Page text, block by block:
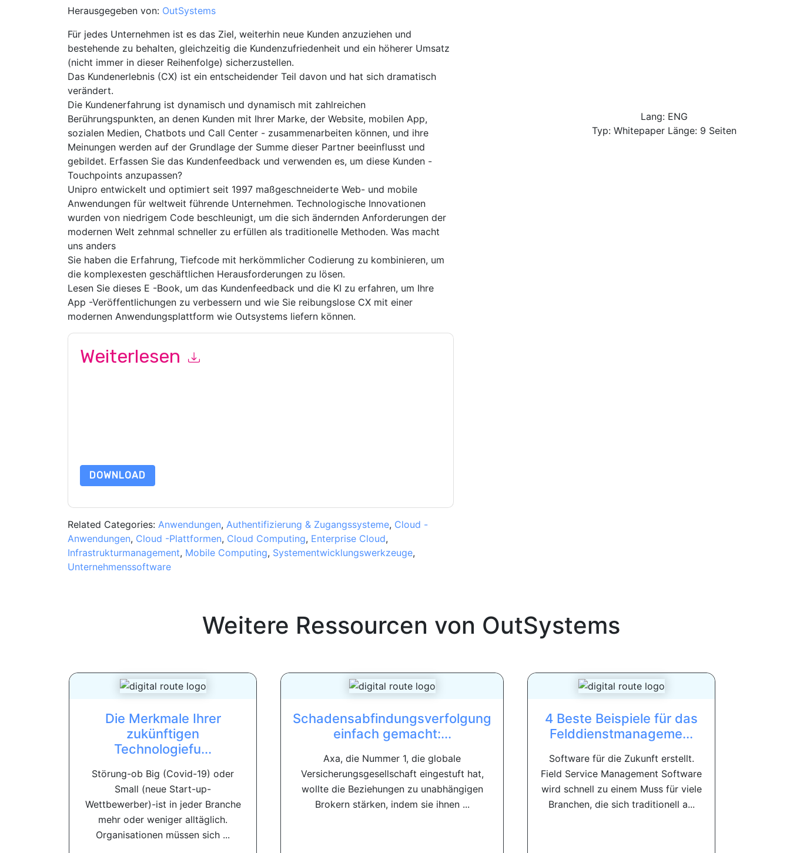
Herausgegeben von: OutSystems
Für jedes Unternehmen ist es das Ziel, weiterhin neue Kunden anzuziehen und
bestehende zu behalten, gleichzeitig die Kundenzufriedenheit und ein höherer Umsatz
(nicht immer in dieser Reihenfolge) sicherzustellen.
Das Kundenerlebnis (CX) ist ein entscheidender Teil davon und hat sich dramatisch
verändert.
Die Kundenerfahrung ist dynamisch und dynamisch mit zahlreichen
Berührungspunkten, an denen Kunden mit Ihrer Marke, der Website, mobilen App,
sozialen Medien, Chatbots und Call Center - zusammenarbeiten können, und ihre
Meinungen werden auf der Grundlage der Summe dieser Partner beeinflusst und
gebildet. Erfassen Sie das Kundenfeedback und verwenden es, um diese Kunden -
Touchpoints anzupassen?
Unipro entwickelt und optimiert seit 1997 maßgeschneiderte Web- und mobile
Anwendungen für weltweit führende Unternehmen. Technologische Innovationen
wurden von niedrigem Code beschleunigt, um die sich ändernden Anforderungen der
modernen Welt zehnmal schneller zu erfüllen als traditionelle Methoden. Was macht
uns anders
Sie haben die Erfahrung, Tiefcode mit herkömmlicher Codierung zu kombinieren, um
die komplexesten geschäftlichen Herausforderungen zu lösen.
Lesen Sie dieses E -Book, um das Kundenfeedback und die KI zu erfahren, um Ihre
App -Veröffentlichungen zu verbessern und wie Sie reibungslose CX mit einer
modernen Anwendungsplattform wie Outsystems liefern können.
Weiterlesen
DOWNLOAD
Related Categories: Anwendungen, Authentifizierung & Zugangssysteme, Cloud -
Anwendungen, Cloud -Plattformen, Cloud Computing, Enterprise Cloud,
Infrastrukturmanagement, Mobile Computing, Systementwicklungswerkzeuge,
Unternehmenssoftware
Lang: ENG
Typ: Whitepaper Länge: 9 Seiten
Weitere Ressourcen von OutSystems
Die Merkmale Ihrer
zukünftigen
Technologiefu...
Störung-ob Big (Covid-19) oder
Small (neue Start-up-
Wettbewerber)-ist in jeder Branche
mehr oder weniger alltäglich.
Organisationen müssen sich ...
Schadensabfindungsverfolgung
einfach gemacht:...
Axa, die Nummer 1, die globale
Versicherungsgesellschaft eingestuft hat,
wollte die Beziehungen zu unabhängigen
Brokern stärken, indem sie ihnen ...
4 Beste Beispiele für das
Felddienstmanageme...
Software für die Zukunft erstellt.
Field Service Management Software
wird schnell zu einem Muss für viele
Branchen, die sich traditionell a...